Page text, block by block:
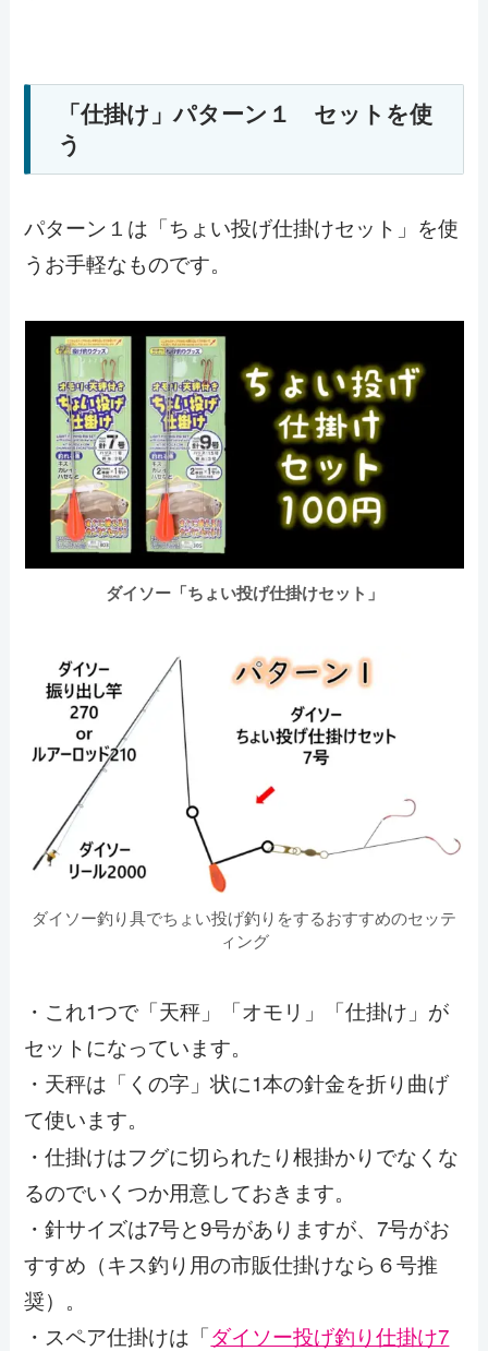
「仕掛け」パターン１ セットを使
う
パターン１は「ちょい投げ仕掛けセット」を使
うお手軽なものです。
ダイソー「ちょい投げ仕掛けセット」
ダイソー釣り具でちょい投げ釣りをするおすすめのセッテ
ィング
・これ1つで「天秤」「オモリ」「仕掛け」が
セットになっています。
・天秤は「くの字」状に1本の針金を折り曲げ
て使います。
・仕掛けはフグに切られたり根掛かりでなくな
るのでいくつか用意しておきます。
・針サイズは7号と9号がありますが、7号がお
すすめ（キス釣り用の市販仕掛けなら６号推
奨）。
・スペア仕掛けは「ダイソー投げ釣り仕掛け7